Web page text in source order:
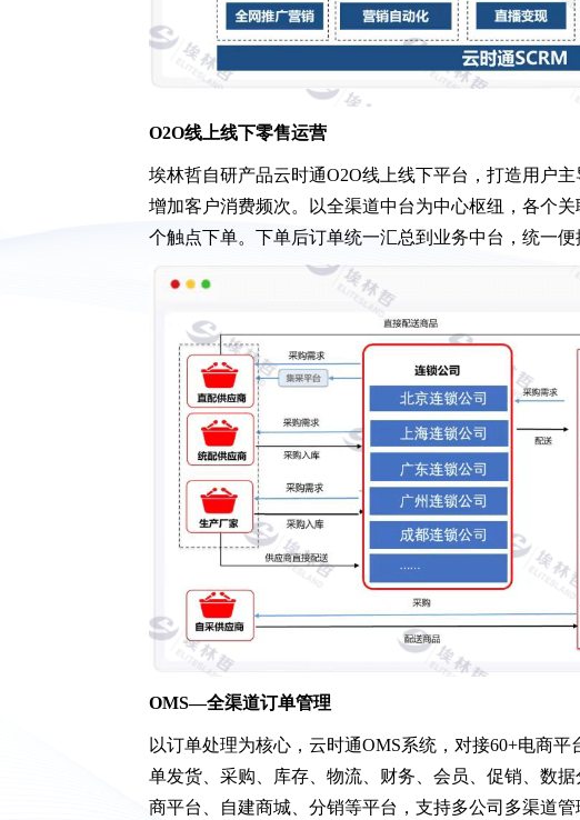
O2O线上线下零售运营
埃林哲自研产品云时通O2O线上线下平台，打造用户
增加客户消费频次。以全渠道中台为中心枢纽，各个
个触点下单。下单后订单统一汇总到业务中台，统一便
OMS—全渠道订单管理
以订单处理为核心，云时通OMS系统，对接60+电商
单发货、采购、库存、物流、财务、会员、促销、数
商平台、自建商城、分销等平台，支持多公司多渠道管